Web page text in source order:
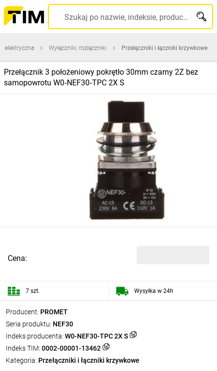
Szukaj po nazwie, indeksie, producencie, kodzie kreskowym...
elektryczna Wyłączniki, rozłączniki Przełączniki i łączniki krzywkowe
Przełącznik 3 położeniowy pokrętło 30mm czarny 2Z bez
samopowrotu W0‑NEF30‑TPC 2X S
Producent: PROMET
Seria produktu: NEF30
Indeks producenta: W0-NEF30-TPC 2X S
Indeks TIM: 0002-00001-13462
Kategoria: Przełączniki i łączniki krzywkowe
Cena:
7 szt. Wysyłka w 24h